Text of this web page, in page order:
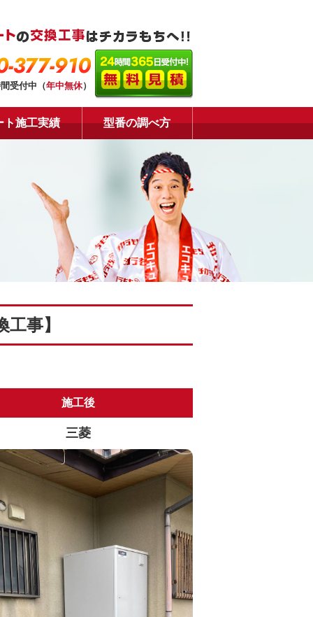
377-910
受付中（年中無休）
ト施工実績 型番の調べ方
事】
施工後
三菱